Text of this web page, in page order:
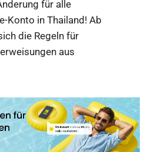
für alle
Konto in Thailand! Ab
die Regeln für
aus